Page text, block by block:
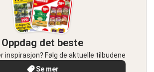
Oppdag det beste
inspirasjon? Følg de aktuelle tilbudene
Se mer